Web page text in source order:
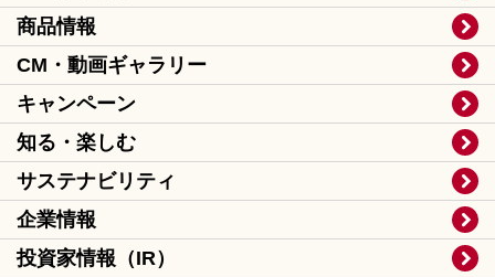
商品情報
CM・動画ギャラリー
キャンペーン
知る・楽しむ
サステナビリティ
企業情報
投資家情報（IR）